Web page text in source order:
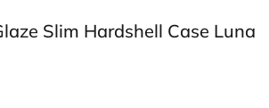
Slim Hardshell Case Luna